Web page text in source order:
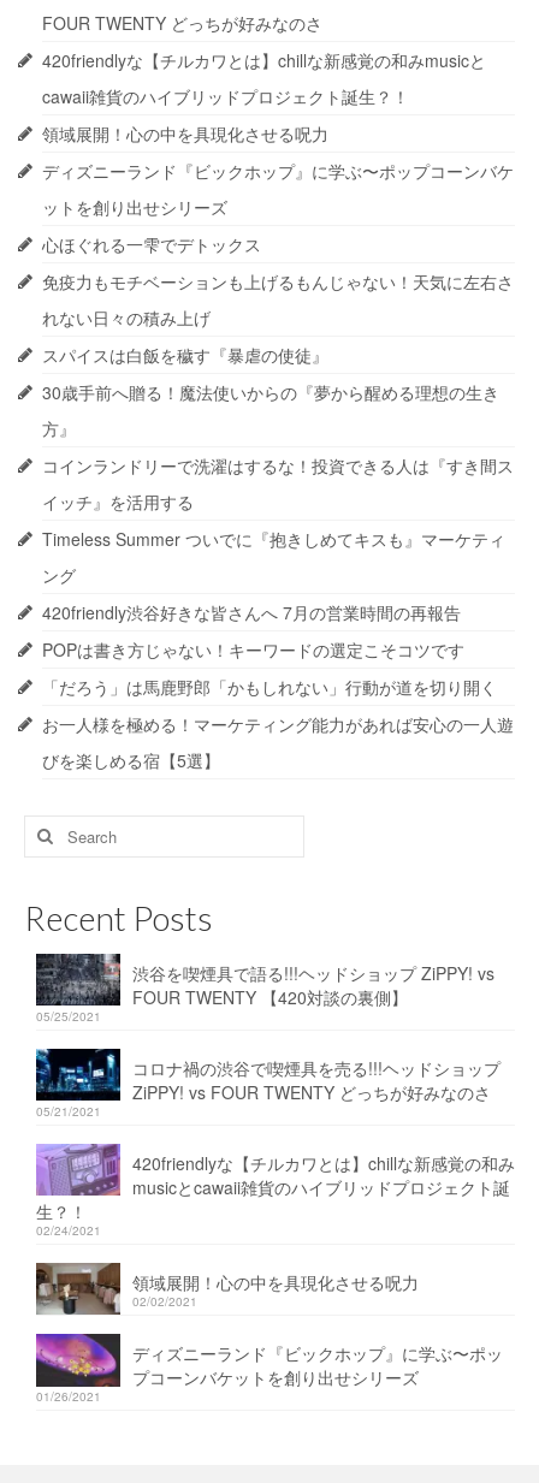
FOUR TWENTY どっちが好みなのさ
420friendlyな【チルカワとは】chillな新感覚の和みmusicと
cawaii雑貨のハイブリッドプロジェクト誕生？！
領域展開！心の中を具現化させる呪力
ディズニーランド『ビックホップ』に学ぶ〜ポップコーンバケ
ットを創り出せシリーズ
心ほぐれる一雫でデトックス
免疫力もモチベーションも上げるもんじゃない！天気に左右さ
れない日々の積み上げ
スパイスは白飯を穢す『暴虐の使徒』
30歳手前へ贈る！魔法使いからの『夢から醒める理想の生き
方』
コインランドリーで洗濯はするな！投資できる人は『すき間ス
イッチ』を活用する
Timeless Summer ついでに『抱きしめてキスも』マーケティ
ング
420friendly渋谷好きな皆さんへ 7月の営業時間の再報告
POPは書き方じゃない！キーワードの選定こそコツです
「だろう」は馬鹿野郎「かもしれない」行動が道を切り開く
お一人様を極める！マーケティング能力があれば安心の一人遊
びを楽しめる宿【5選】
Search
for:
Recent Posts
渋谷を喫煙具で語る!!!ヘッドショップ ZiPPY! vs
FOUR TWENTY 【420対談の裏側】
05/25/2021
コロナ禍の渋谷で喫煙具を売る!!!ヘッドショップ
ZiPPY! vs FOUR TWENTY どっちが好みなのさ
05/21/2021
420friendlyな【チルカワとは】chillな新感覚の和み
musicとcawaii雑貨のハイブリッドプロジェクト誕
生？！
02/24/2021
領域展開！心の中を具現化させる呪力
02/02/2021
ディズニーランド『ビックホップ』に学ぶ〜ポッ
プコーンバケットを創り出せシリーズ
01/26/2021